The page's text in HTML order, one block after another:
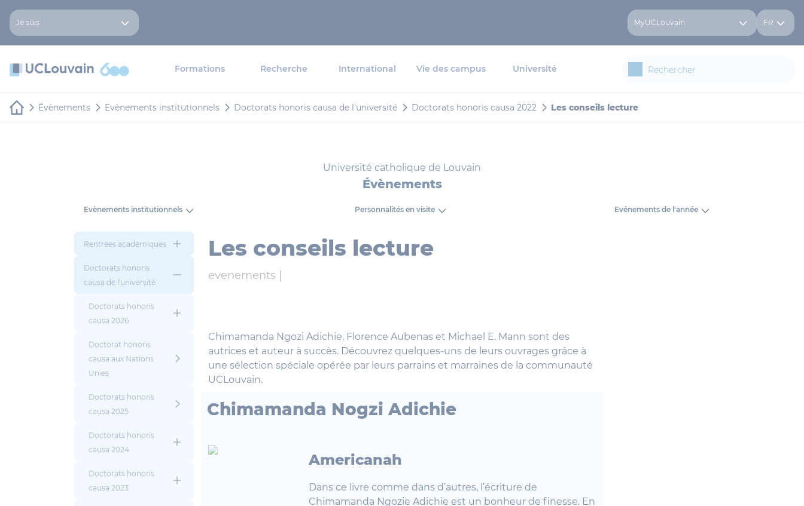
Panneau de gestion des cookies
Je suis MyUCLouvain FR
Formations Recherche International Vie des campus Université
Évènements Evènements institutionnels Doctorats honoris causa de l'université Doctorats honoris causa 2022 Les conseils lecture
Université catholique de Louvain
Évènements
Evènements institutionnels Personnalités en visite Evénements de l'année
Rentrées académiques
Doctorats honoris
causa de l'université
Doctorats honoris
causa 2026
Doctorat honoris
causa aux Nations
Unies
Doctorats honoris
causa 2025
Doctorats honoris
causa 2024
Doctorats honoris
causa 2023
Les conseils lecture
evenements |
Chimamanda Ngozi Adichie, Florence Aubenas et Michael E. Mann sont des
autrices et auteur à succès. Découvrez quelques-uns de leurs ouvrages grâce à
une sélection spéciale opérée par leurs parrains et marraines de la communauté
UCLouvain.
Chimamanda Nogzi Adichie
Americanah
Dans ce livre comme dans d’autres, l’écriture de
Chimamanda Ngozie Adichie est un bonheur de finesse. En